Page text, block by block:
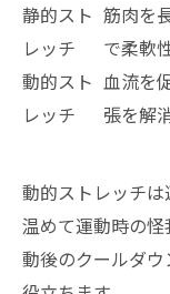
静的スト
レッチ
筋肉を
で柔軟
動的スト
レッチ
血流を
張を解
動的ストレッチ
温めて運動時の
動後のクールダ